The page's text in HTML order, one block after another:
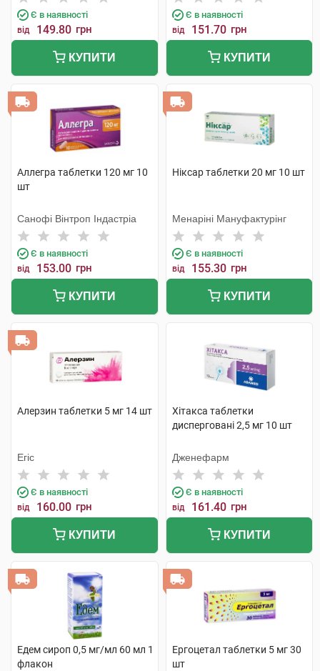
Є в наявності
від 149.80 грн
КУПИТИ
Є в наявності
від 151.70 грн
КУПИТИ
Аллегра таблетки 120 мг 10
шт
Санофі Вінтроп Індастріа
Є в наявності
від 153.00 грн
КУПИТИ
Ніксар таблетки 20 мг 10 шт
Менаріні Мануфактурінг
Є в наявності
від 155.30 грн
КУПИТИ
Алерзин таблетки 5 мг 14 шт
Егіс
Є в наявності
від 160.00 грн
КУПИТИ
Хітакса таблетки
дисперговані 2,5 мг 10 шт
Дженефарм
Є в наявності
від 161.40 грн
КУПИТИ
Едем сироп 0,5 мг/мл 60 мл 1
флакон
Ергоцетал таблетки 5 мг 30
шт